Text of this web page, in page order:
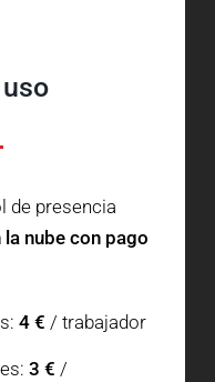
de presencia
nube con pago
4 € / trabajador
3 € /